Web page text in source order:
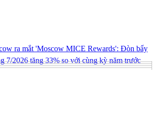
ra mắt 'Moscow MICE Rewards': Đòn bẩy
7/2026 tăng 33% so với cùng kỳ năm trước